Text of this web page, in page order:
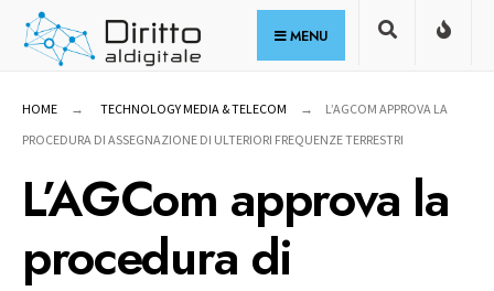
Skip
MENU
HOME TECHNOLOGY MEDIA & TELECOM
L’AGCOM APPROVA LA
PROCEDURA DI ASSEGNAZIONE DI ULTERIORI FREQUENZE TERRESTRI
L’AGCom approva la
procedura di